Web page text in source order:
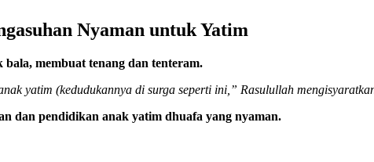
Nyaman untuk Yatim
bala, membuat tenang dan tenteram.
yatim (kedudukannya di surga seperti ini,” Rasulullah
dan pendidikan anak yatim dhuafa yang nyaman.